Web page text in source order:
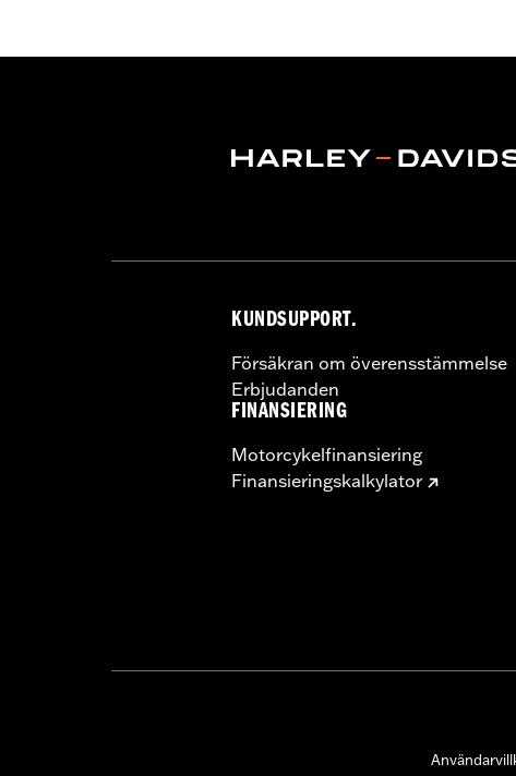
Material:Ballistic Nylon
KUNDSUPPORT.
Försäkran om överensstämmelse
Erbjudanden
FINANSIERING
Motorcykelfinansiering
Finansieringskalkylator